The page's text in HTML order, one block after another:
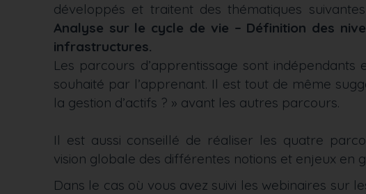
développés et traitent des thématiques
Analyse sur le cycle de vie – Définition des
infrastructures.
Les parcours d’apprentissage sont
souhaité par l’apprenant. Il est tout de même
la gestion d’actifs ? » avant les autres parcours.
Il est aussi conseillé de réaliser les quatre
vision globale des différentes notions et enjeux en
Dans le cas où vous avez suivi les webinaires sur